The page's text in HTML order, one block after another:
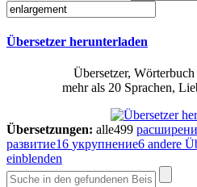
Übersetzer herunterladen
Übersetzer,
mehr als 20 Sprachen,
Übersetzungen: alle499
развитие16 укрупнение6 andere
einblenden